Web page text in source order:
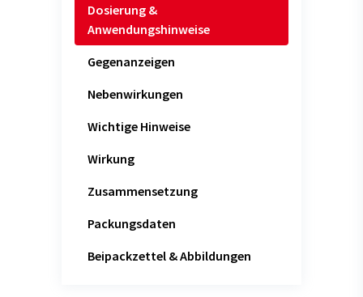
Dosierung &
Anwendungshinweise
Gegenanzeigen
Nebenwirkungen
Wichtige Hinweise
Wirkung
Zusammensetzung
Packungsdaten
Beipackzettel & Abbildungen